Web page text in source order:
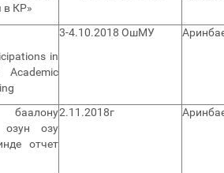
в КР»
in
3-4.10.2018 ОшМУ
озун озу
отчет
2.11.2018г